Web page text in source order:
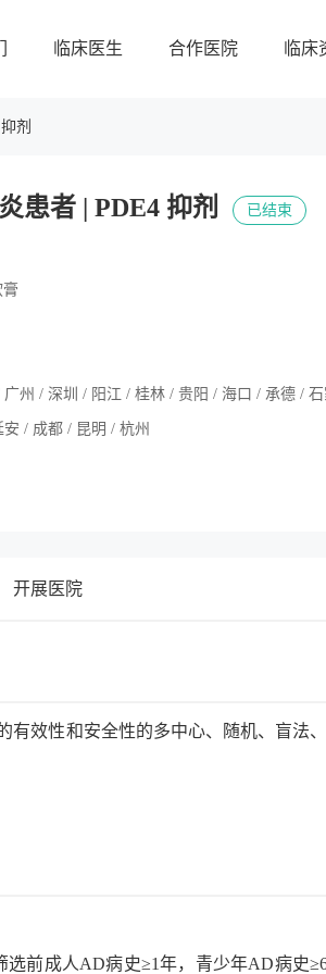
临床医生 合作医院 临床
剂
患者 | PDE4 抑剂 已结束
膏
州 / 深圳 / 阳江 / 桂林 / 贵阳 / 海口 / 承德 /
/ 成都 / 昆明 / 杭州
开展医院
有效性和安全性的多中心、随机、盲法
选前成人AD病史≥1年，青少年AD病史